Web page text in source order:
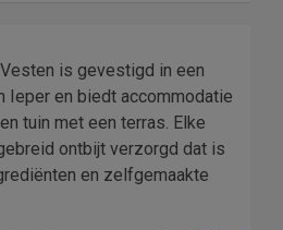
is gevestigd in een
Ieper en biedt accommodatie
tuin met een terras. Elke
ontbijt verzorgd dat is
en zelfgemaakte